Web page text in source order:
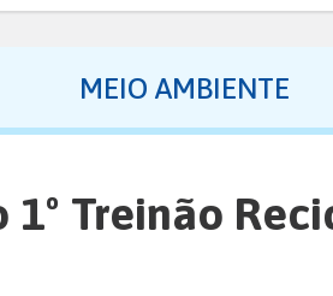
MEIO AMBIENTE
Treinão